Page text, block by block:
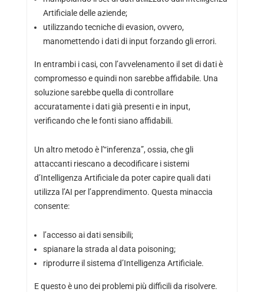
Artificiale delle aziende;
utilizzando tecniche di evasion, ovvero,
manomettendo i dati di input forzando gli errori.
In entrambi i casi, con l’avvelenamento il set di dati è
compromesso e quindi non sarebbe affidabile. Una
soluzione sarebbe quella di controllare
accuratamente i dati già presenti e in input,
verificando che le fonti siano affidabili.
Un altro metodo è l’“inferenza”, ossia, che gli
attaccanti riescano a decodificare i sistemi
d’Intelligenza Artificiale da poter capire quali dati
utilizza l’AI per l’apprendimento. Questa minaccia
consente:
l’accesso ai dati sensibili;
spianare la strada al data poisoning;
riprodurre il sistema d’Intelligenza Artificiale.
E questo è uno dei problemi più difficili da risolvere.